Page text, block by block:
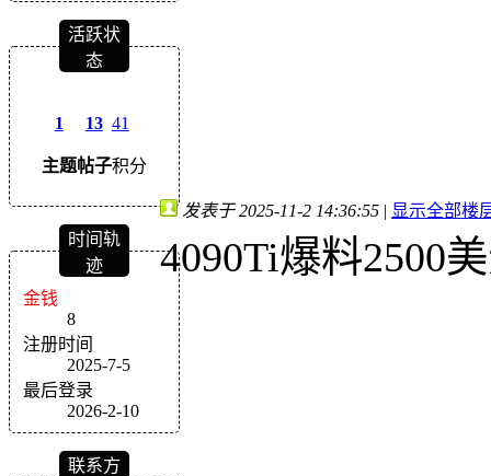
活跃状
态
1
主题
13
帖子
41
积分
时间轨
迹
金钱
8
注册时间
2025-7-5
最后登录
2026-2-10
联系方
发表于 2025-11-2 14:36:55 | 显示全部楼
4090Ti爆料2500